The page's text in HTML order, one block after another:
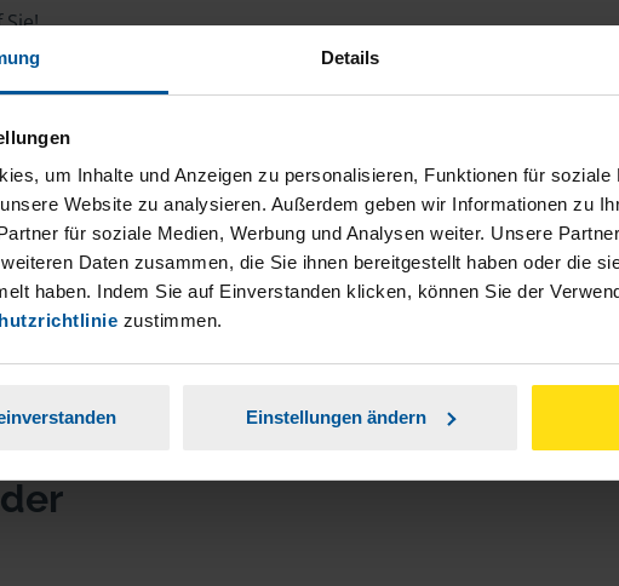
Details
um Inhalte und Anzeigen zu personalisieren, Funktionen für soziale
Website zu analysieren. Außerdem geben wir Informationen zu
für soziale Medien, Werbung und Analysen weiter. Unsere
Daten zusammen, die Sie ihnen bereitgestellt haben oder die
haben. Indem Sie auf Einverstanden klicken, können Sie der
zustimmen.
Einstellungen ändern
für Arbeitnehmer, Beamte, Auszubildende,
4 Nr. 11 Steuerberatungsgesetz (StBerG). Auch bei Einkünften
Fällen der geeignete Dienstleister für Sie.
aus selbstständiger Tätigkeit und umsatzsteuerpflichtigen